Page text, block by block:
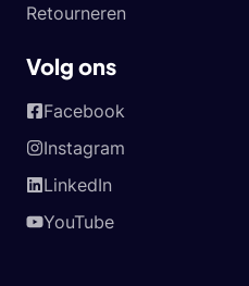
Retourneren
Volg ons
Facebook
Instagram
LinkedIn
YouTube